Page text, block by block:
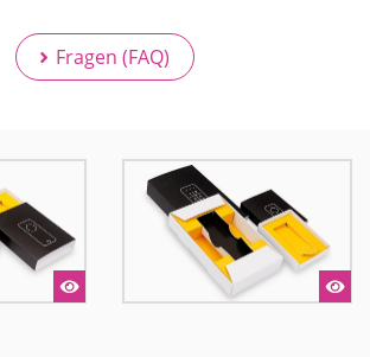
Fragen (FAQ)